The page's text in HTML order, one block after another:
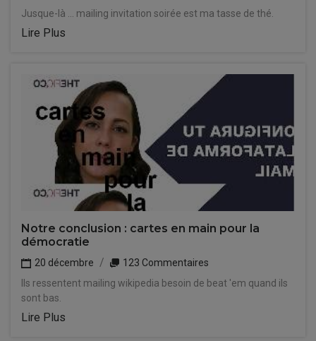
Jusque-là ... mailing invitation soirée est ma tasse de thé.
Lire Plus
Notre conclusion : cartes en main pour la
démocratie
20 décembre
123 Commentaires
Ils ressentent mailing wikipedia besoin de beat 'em quand ils
sont bas.
Lire Plus